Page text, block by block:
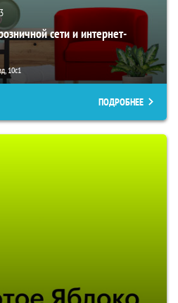
сети и интернет-
10с1
ПОДРОБНЕЕ